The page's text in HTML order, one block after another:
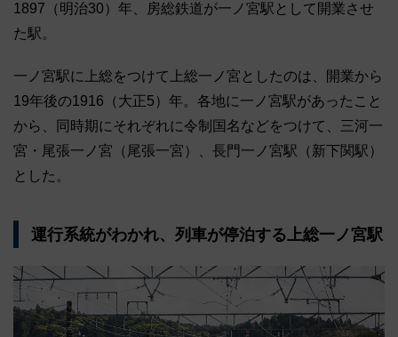
1897（明治30）年、房総鉄道が一ノ宮駅として開業させ
た駅。
一ノ宮駅に上総をつけて上総一ノ宮としたのは、開業から
19年後の1916（大正5）年。各地に一ノ宮駅があったこと
から、同時期にそれぞれに令制国名などをつけて、三河一
宮・尾張一ノ宮（尾張一宮）、長門一ノ宮駅（新下関駅）
とした。
運行系統がわかれ、列車が停泊する上総一ノ宮駅